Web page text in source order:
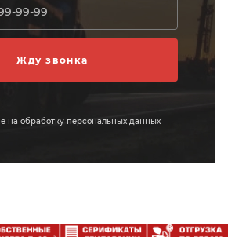
на обработку персональных данных